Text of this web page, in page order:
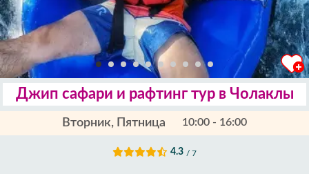
Джип сафари и рафтинг тур в Чолаклы
Вторник, Пятница 10:00 - 16:00
4.3 / 7